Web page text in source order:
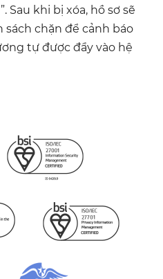
Sau khi bị xóa, hồ sơ sẽ
chặn để cảnh báo
tự được đẩy vào hệ